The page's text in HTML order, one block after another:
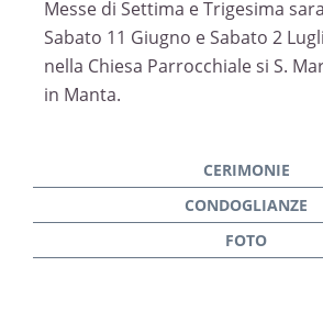
Messe di Settima e Trigesima
Sabato 11 Giugno e Sabato 2
nella Chiesa Parrocchiale si S.
in Manta.